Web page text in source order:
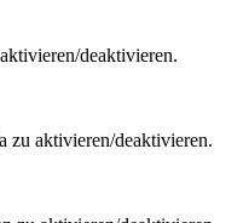
deaktivieren.
zu aktivieren/deaktivieren.